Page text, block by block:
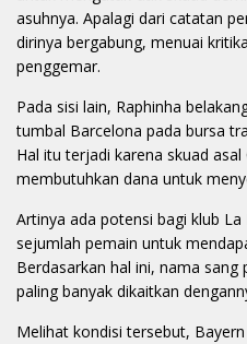
asuhnya. Apalagi dari catatan
dirinya bergabung, menuai
penggemar.
Pada sisi lain, Raphinha
tumbal Barcelona pada bursa
Hal itu terjadi karena skuad
membutuhkan dana untuk
Artinya ada potensi bagi klub
sejumlah pemain untuk
Berdasarkan hal ini, nama
paling banyak dikaitkan
Melihat kondisi tersebut,